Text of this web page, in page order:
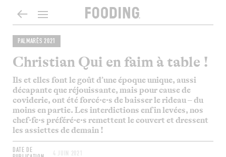
PALMARÈS 2021
Christian Qui en faim à table !
Ils et elles font le goût d’une époque unique, aussi
décapante que réjouissante, mais pour cause de
coviderie, ont été forcé·e·s de baisser le rideau – du
moins en partie. Les interdictions enfin levées, nos
chef·fe·s préféré·e·s remettent le couvert et dressent
les assiettes de demain !
DATE DE
4 JUIN 2021